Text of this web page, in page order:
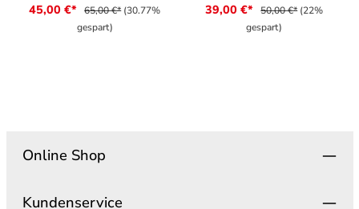
45,00 €* 65,00 €* (30.77%
gespart)
39,00 €* 50,00 €* (22%
gespart)
Online Shop
Kundenservice